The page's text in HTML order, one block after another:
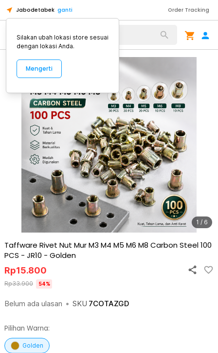
Jabodetabek ganti Order Tracking
Alat Kopi
1 / 6
Taffware Rivet Nut Mur M3 M4 M5 M6 M8 Carbon Steel 100
PCS - JR10 - Golden
Belum ada ulasan • SKU 7COTAZGD
Rp15.800
Rp33.900 54%
Pilihan Warna:
Golden
Silakan ubah lokasi store sesuai
dengan lokasi Anda.
Mengerti